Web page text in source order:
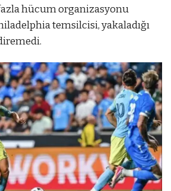
hücum organizasyonu
temsilcisi, yakaladığı